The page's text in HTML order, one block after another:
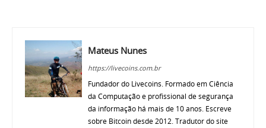
Mateus Nunes
https://livecoins.com.br
Fundador do Livecoins. Formado em Ciência
da Computação e profissional de segurança
da informação há mais de 10 anos. Escreve
sobre Bitcoin desde 2012. Tradutor do site